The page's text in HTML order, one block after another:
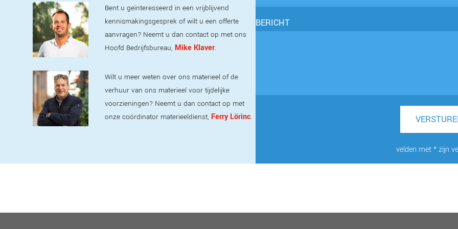
Bent u geïnteresseerd in een vrijblijvend
kennismakingsgesprek of wilt u een offerte
aanvragen? Neemt u dan contact op met ons
Hoofd Bedrijfsbureau, Mike Klaver.
Wilt u meer weten over ons materieel of de
verhuur van ons materieel voor tijdelijke
voorzieningen? Neemt u dan contact op met
onze coördinator materieeldienst, Ferry Lörinc.
BERICHT
velden met * zijn